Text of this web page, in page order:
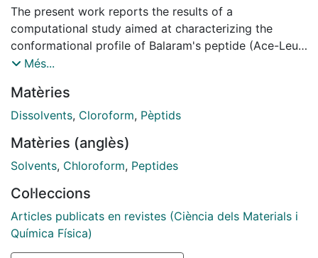
The present work reports the results of a
computational study aimed at characterizing the
conformational profile of Balaram's peptide (Ace-Leu-
Val-Val-Aib-Gly-Leu-Val-Val-NHMe) in different
methanol and water. For this purpose, 10 micros
molecular dynamics trajectories were computed in
extended conformation. The results of the present
study confirm the former NMR and CD findings and
conclusions previously derived. The present results
show that the peptide exhibits a helical conformation
in chloroform, but a mixture of beta-hairpin and
Omega-shape conformations, as the predominant
Més...
Matèries
Dissolvents, Cloroform, Pèptids
Matèries (anglès)
Solvents, Chloroform, Peptides
Col·leccions
Articles publicats en revistes (Ciència dels Materials i
Química Física)